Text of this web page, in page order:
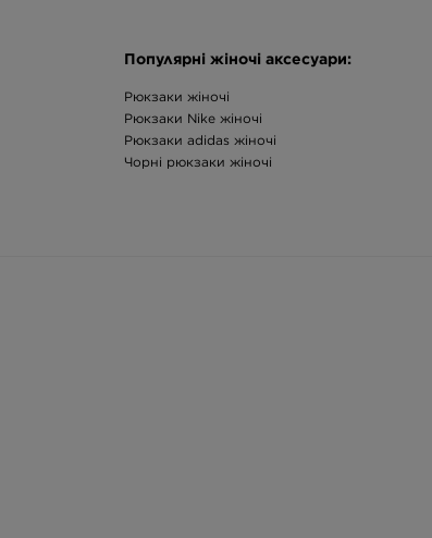
Популярні жіночі аксесуари:
Рюкзаки жіночі
Рюкзаки Nike жіночі
Рюкзаки adidas жіночі
Чорні рюкзаки жіночі